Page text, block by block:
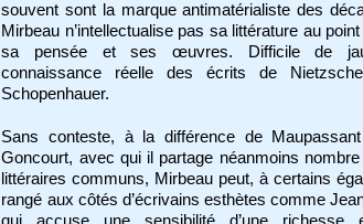
souvent sont la marque antimatérialiste des
Mirbeau n’intellectualise pas sa littérature au point
sa pensée et ses œuvres. Difficile de
connaissance réelle des écrits de
Schopenhauer.
Sans conteste, à la différence de
Goncourt, avec qui il partage néanmoins
littéraires communs, Mirbeau peut, à certains
rangé aux côtés d’écrivains esthètes comme
qui accuse une sensibilité d’une richesse